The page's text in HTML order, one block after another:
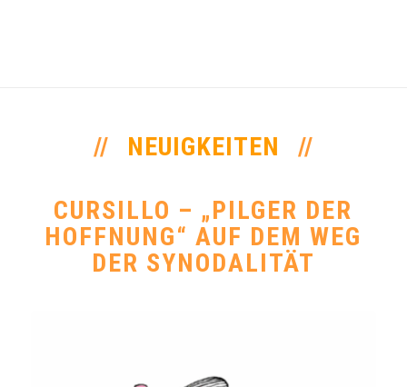
NEUIGKEITEN
CURSILLO – „PILGER DER
HOFFNUNG“ AUF DEM WEG
DER SYNODALITÄT